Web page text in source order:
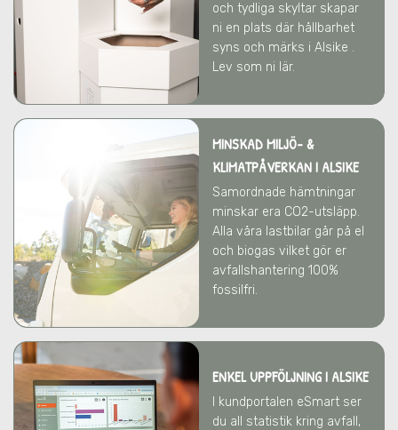
och tydliga skyltar skapar
ni en plats där hållbarhet
syns och märks i Alsike .
Lev som ni lär.
MINSKAD MILJÖ- &
KLIMATPÅVERKANI ALSIKE
Samordnade hämtningar
minskar era CO2-utsläpp.
Alla våra lastbilar går på el
och biogas vilket gör er
avfallshantering 100%
fossilfri.
ENKEL UPPFÖLJNING I ALSIKE
I kundportalen eSmart ser
du all statistik kring avfall,